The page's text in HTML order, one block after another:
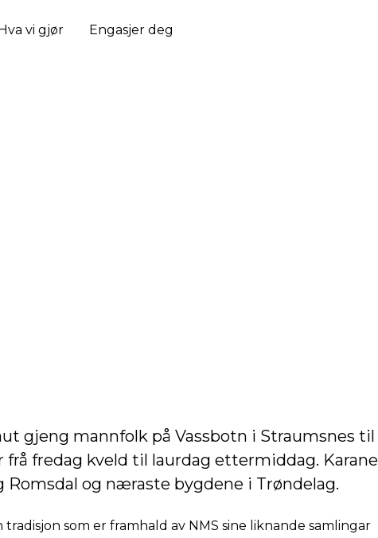
vi gjør Engasjer deg
gjeng mannfolk på Vassbotn i Straumsnes til
frå fredag kveld til laurdag ettermiddag. Karane
Romsdal og næraste bygdene i Trøndelag.
som er framhald av NMS sine liknande samlingar